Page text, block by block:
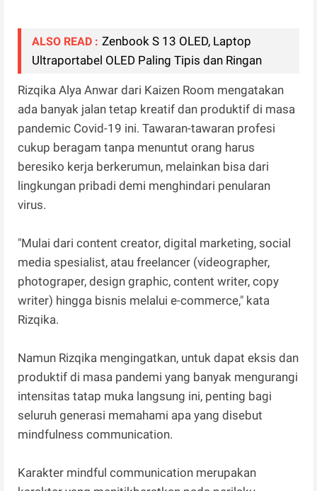
ALSO READ : Zenbook S 13 OLED, Laptop
Ultraportabel OLED Paling Tipis dan Ringan
Rizqika Alya Anwar dari Kaizen Room mengatakan
ada banyak jalan tetap kreatif dan produktif di masa
pandemic Covid-19 ini. Tawaran-tawaran profesi
cukup beragam tanpa menuntut orang harus
beresiko kerja berkerumun, melainkan bisa dari
lingkungan pribadi demi menghindari penularan
virus.
"Mulai dari content creator, digital marketing, social
media spesialist, atau freelancer (videographer,
photograper, design graphic, content writer, copy
writer) hingga bisnis melalui e-commerce," kata
Rizqika.
Namun Rizqika mengingatkan, untuk dapat eksis dan
produktif di masa pandemi yang banyak mengurangi
intensitas tatap muka langsung ini, penting bagi
seluruh generasi memahami apa yang disebut
mindfulness communication.
Karakter mindful communication merupakan